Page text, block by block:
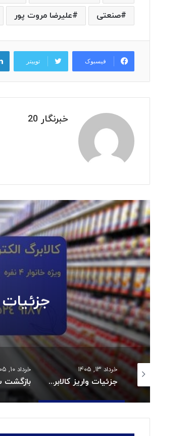
صنعتی
علیرضا مروت پور
فیسبوک توییتر
خبرنگار 20
جزئیات
خرداد ۱۳, ۱۴۰۵
جزئیات واریز کالابرگ خردادماه:
خرداد ۱۰, ۱۴۰۵